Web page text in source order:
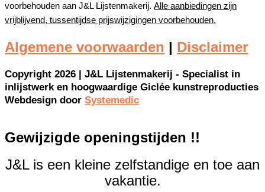
voorbehouden aan J&L Lijstenmakerij. Alle aanbiedingen zijn
vrijblijvend, tussentijdse prijswijzigingen voorbehouden.
Algemene voorwaarden Disclaimer
Copyright 2026 | J&L Lijstenmakerij - Specialist in
inlijstwerk en hoogwaardige Giclée kunstreproducties
Webdesign door Systemedic
Gewijzigde openingstijden !!
J&L is een kleine zelfstandige en toe aan
vakantie.